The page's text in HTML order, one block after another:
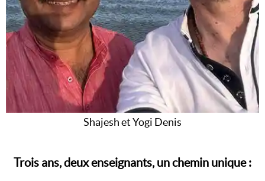
Shajesh et Yogi Denis
Trois ans, deux enseignants, un chemin unique :